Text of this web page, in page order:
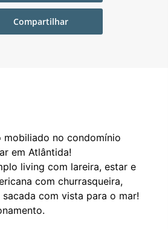
Compartilhar
mobiliado no condomínio
em Atlântida!
living com lareira, estar e
com churrasqueira,
com vista para o mar!